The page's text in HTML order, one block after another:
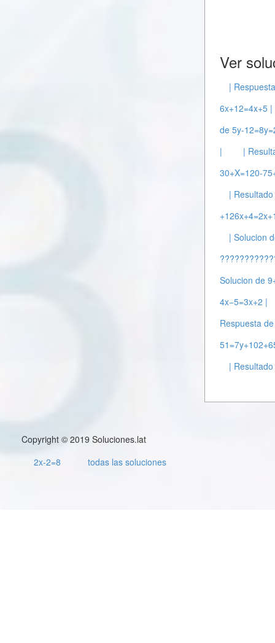
Ver
|
6x+12=4x+5 |
de 5y-
|
|
30+X=120-
|
| Solucion
Solucion de
4x−5=3x+2 |
Respuesta
|
Copyright © 2019 Soluciones.lat
2x-2=8
todas las soluciones